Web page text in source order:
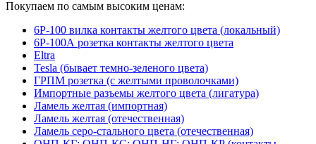
Покупаем по самым высоким ценам:
6Р-100 вилка контакты желтого цвета (локальный)
6Р-100А розетка контакты желтого цвета
Eltra
Tesla (бывает темно-зеленого цвета)
ГРПМ розетка (с желтыми проволочками)
Импортные разъемы желтого цвета (лигатура)
Ламель желтая (импортная)
Ламель желтая (отечественная)
Ламель серо-стального цвета (отечественная)